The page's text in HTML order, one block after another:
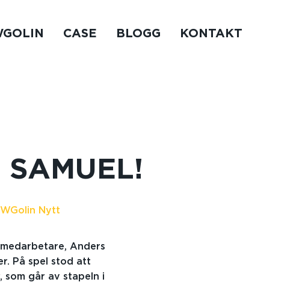
CASE BLOGG KONTAKT
SAMUEL!
Nytt
Anders
På spel stod att
som går av stapeln i